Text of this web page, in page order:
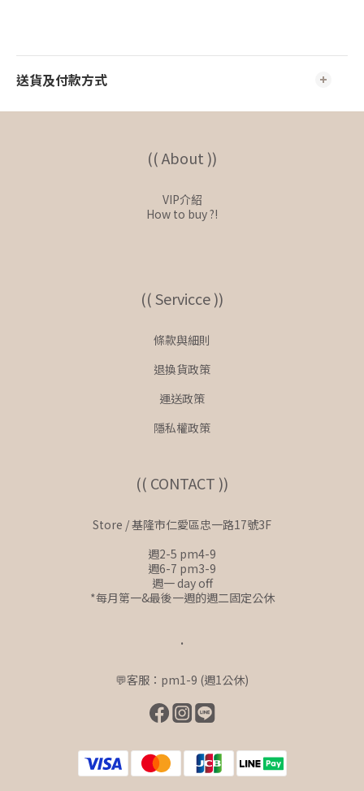
送貨及付款方式
(( About ))
VIP介紹
How to buy ?!
(( Servicce ))
條款與細則
退換貨政策
運送政策
隱私權政策
(( CONTACT ))
Store / 基隆市仁愛區忠一路17號3F
週2-5 pm4-9
週6-7 pm3-9
週一 day off
*每月第一&最後一週的週二固定公休
.
💬客服：pm1-9 (週1公休)